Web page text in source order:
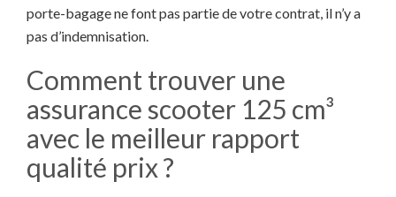
porte-bagage ne font pas partie de votre contrat, il n’y a
pas d’indemnisation.
Comment trouver une
assurance scooter 125 cm³
avec le meilleur rapport
qualité prix ?